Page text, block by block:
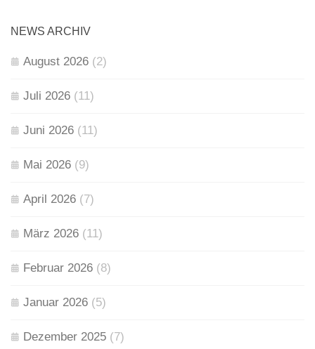
NEWS ARCHIV
August 2026 (2)
Juli 2026 (11)
Juni 2026 (11)
Mai 2026 (9)
April 2026 (7)
März 2026 (11)
Februar 2026 (8)
Januar 2026 (5)
Dezember 2025 (7)